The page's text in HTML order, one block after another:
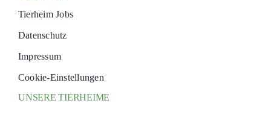
Tierheim Jobs
Datenschutz
Impressum
Cookie-Einstellungen
UNSERE TIERHEIME